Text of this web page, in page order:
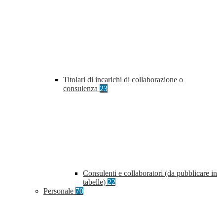
Titolari di incarichi di collaborazione o
consulenza 23
Consulenti e collaboratori (da pubblicare in
tabelle) 22
Personale 70